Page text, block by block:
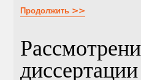
Продолжить >>